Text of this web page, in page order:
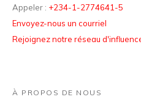
Appeler : +234-1-2774641-5
Envoyez-nous un courriel
Rejoignez notre réseau
À PROPOS DE NOUS